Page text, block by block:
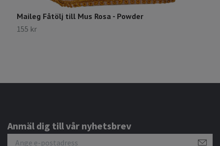
Maileg Fåtölj till Mus Rosa - Powder
155 kr
Anmäl dig till vår nyhetsbrev